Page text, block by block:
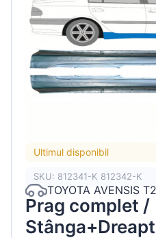
Ultimul disponibil
SKU: 812341-K 812342-K
TOYOTA AVENSIS
Prag complet /